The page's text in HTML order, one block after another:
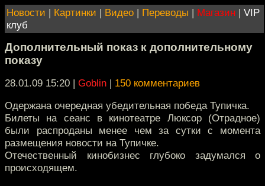
Новости | Картинки | Видео | Переводы | Магазин | VIP
клуб
Дополнительный показ к дополнительному
показу
28.01.09 15:20 | Goblin | 150 комментариев
Одержана очередная убедительная победа Тупичка.
Билеты на сеанс в кинотеатре Люксор (Отрадное)
были распроданы менее чем за сутки с момента
размещения новости на Тупичке.
Отечественный кинобизнес глубоко задумался о
происходящем.